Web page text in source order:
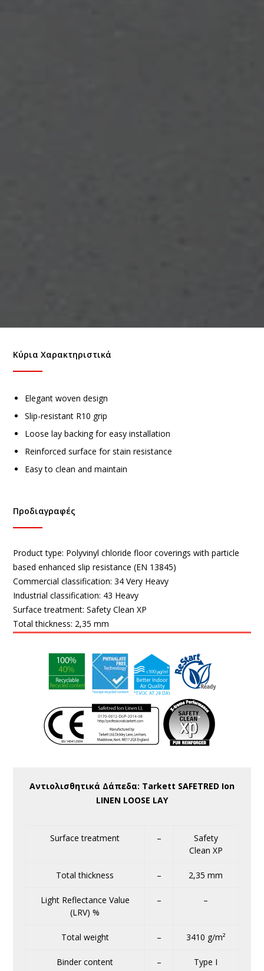
Κύρια Χαρακτηριστικά
Elegant woven design
Slip-resistant R10 grip
Loose lay backing for easy installation
Reinforced surface for stain resistance
Easy to clean and maintain
Προδιαγραφές
Product type: Polyvinyl chloride floor coverings with particle
based enhanced slip resistance (EN 13845)
Commercial classification:34 Very Heavy
Industrial classification: 43 Heavy
Surface treatment:Safety Clean XP
Total thickness: 2,35 mm
Αντιολισθητικά Δάπεδα: Tarkett SAFETRED Ion
LINEN LOOSE LAY
Surface treatment –
Safety
Clean XP
Total thickness – 2,35 mm
Light Reflectance Value
(LRV) %
– –
Total weight – 3410 g/m²
Binder content – Type I